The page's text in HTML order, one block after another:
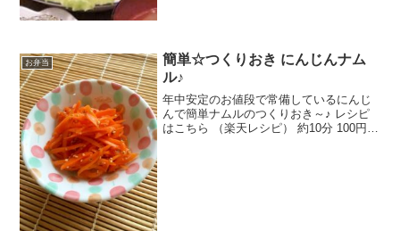
お弁当
簡単☆つくりおき にんじんナム
ル♪
年中安定のお値段で常備しているにんじ
んで簡単ナムルのつくりおき～♪ レシピ
はこちら （楽天レシピ） 約10分 100円以